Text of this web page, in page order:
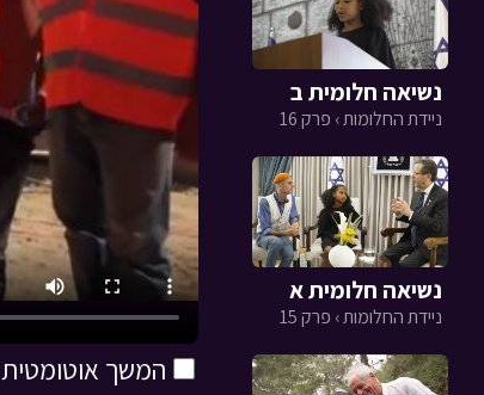
המשך אוטומטית
נשיאה חלומית ב
ניידת החלומות › פרק 16
נשיאה חלומית א
ניידת החלומות › פרק 15